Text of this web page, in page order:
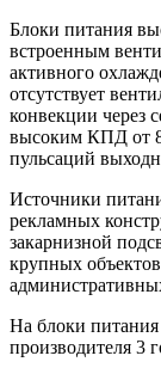
Блоки питания
встроенным
активного
отсутствует
конвекции через
высоким КПД от
пульсаций
Источники
рекламных
закарнизной
крупных
На блоки питания
производителя 3